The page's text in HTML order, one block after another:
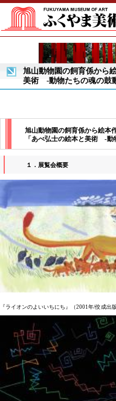
旭山動物園の飼育係から
美術 -動物たちの魂の鼓
旭山動物園の飼育係から絵本
「あべ弘士の絵本と美術 -動
１．展覧会概要
『ライオンのよいいちにち』（2001年/佼成